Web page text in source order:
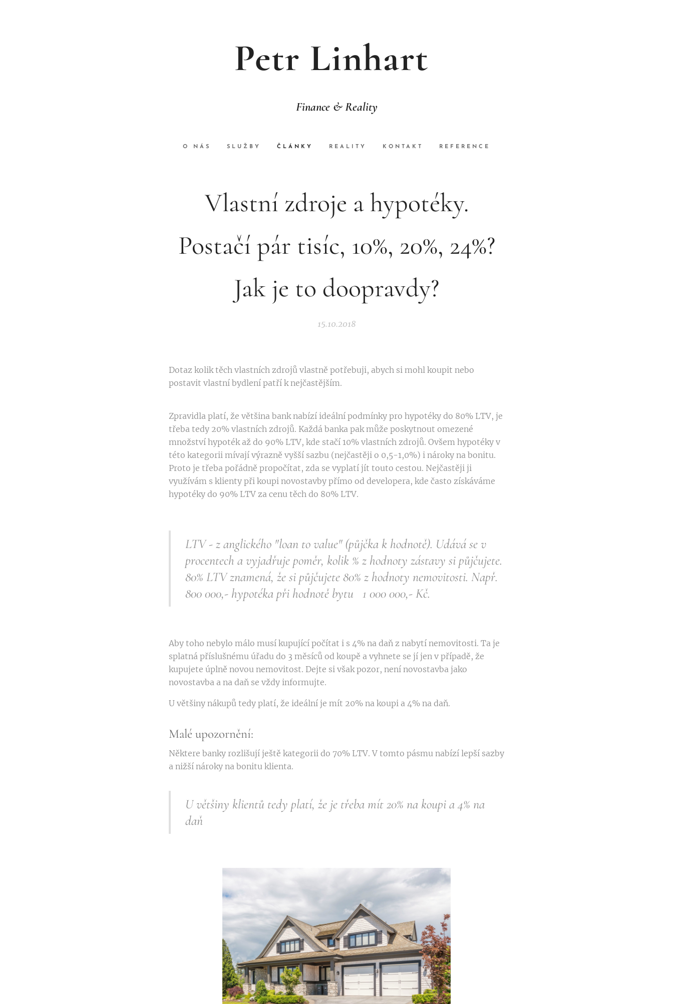
Petr Linhart
Finance & Reality
O NÁS SLUŽBY ČLÁNKY REALITY KONTAKT REFERENCE
Vlastní zdroje a hypotéky.
Postačí pár tisíc, 10%, 20%, 24%?
Jak je to doopravdy?
15.10.2018
Dotaz kolik těch vlastních zdrojů vlastně potřebuji, abych si mohl koupit nebo
postavit vlastní bydlení patří k nejčastějším.
Zpravidla platí, že většina bank nabízí ideální podmínky pro hypotéky do 80% LTV, je
třeba tedy 20% vlastních zdrojů. Každá banka pak může poskytnout omezené
množství hypoték až do 90% LTV, kde stačí 10% vlastních zdrojů. Ovšem hypotéky v
této kategorii mívají výrazně vyšší sazbu (nejčastěji o 0,5-1,0%) i nároky na bonitu.
Proto je třeba pořádně propočítat, zda se vyplatí jít touto cestou. Nejčastěji ji
využívám s klienty při koupi novostavby přímo od developera, kde často získáváme
hypotéky do 90% LTV za cenu těch do 80% LTV.
LTV - z anglického "loan to value" (půjčka k hodnotě). Udává se v
procentech a vyjadřuje poměr, kolik % z hodnoty zástavy si půjčujete.
80% LTV znamená, že si půjčujete 80% z hodnoty nemovitosti. Např.
800 000,- hypotéka při hodnotě bytu 1 000 000,- Kč.
Aby toho nebylo málo musí kupující počítat i s 4% na daň z nabytí nemovitosti. Ta je
splatná příslušnému úřadu do 3 měsíců od koupě a vyhnete se jí jen v případě, že
kupujete úplně novou nemovitost. Dejte si však pozor, není novostavba jako
novostavba a na daň se vždy informujte.
U většiny nákupů tedy platí, že ideální je mít 20% na koupi a 4% na daň.
Malé upozornění:
Některe banky rozlišují ještě kategorii do 70% LTV. V tomto pásmu nabízí lepší sazby
a nižší nároky na bonitu klienta.
U většiny klientů tedy platí, že je třeba mít 20% na koupi a 4% na
daň